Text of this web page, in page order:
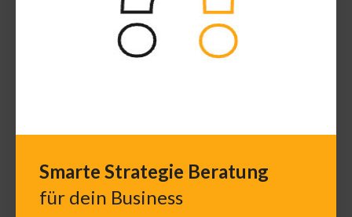
Smarte Strategie Beratung
für dein Business